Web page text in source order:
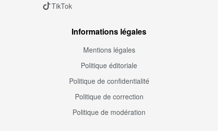
TikTok
Informations légales
Mentions légales
Politique éditoriale
Politique de confidentialité
Politique de correction
Politique de modération